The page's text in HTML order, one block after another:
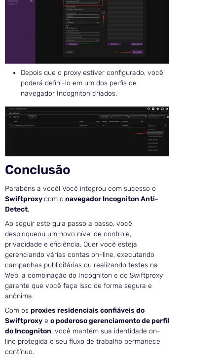
Depois que o proxy estiver configurado, você
poderá defini-lo em um dos perfis de
navegador Incogniton criados.
Conclusão
Parabéns a você! Você integrou com sucesso o
Swiftproxycom o navegador Incogniton Anti-
Detect.
Ao seguir este guia passo a passo, você
desbloqueou um novo nível de controle,
privacidade e eficiência. Quer você esteja
gerenciando várias contas on-line, executando
campanhas publicitárias ou realizando testes na
Web, a combinação do Incogniton e do Swiftproxy
garante que você faça isso de forma segura e
anônima.
Com os proxies residenciais confiáveis do
Swiftproxy e o poderoso gerenciamento de perfil
do Incogniton, você mantém sua identidade on-
line protegida e seu fluxo de trabalho permanece
contínuo.